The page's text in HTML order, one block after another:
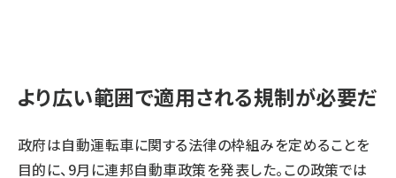
より広い範囲で適用される規制が必要だ
政府は自動運転車に関する法律の枠組みを定めることを
目的に、9月に連邦自動車政策を発表した。この政策では